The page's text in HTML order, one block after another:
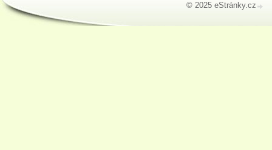
© 2025 eStránky.cz